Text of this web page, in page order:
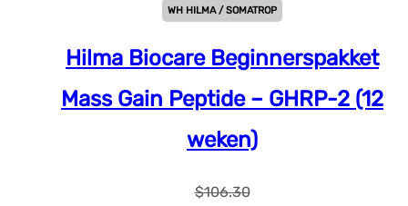
WH HILMA / SOMATROP
Hilma Biocare Beginnerspakket
Mass Gain Peptide – GHRP-2 (12
weken)
$106.30